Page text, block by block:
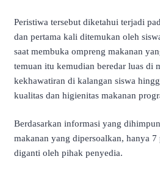
Peristiwa tersebut diketahui terjadi
dan pertama kali ditemukan oleh
saat membuka ompreng makanan
temuan itu kemudian beredar luas di
kekhawatiran di kalangan siswa
kualitas dan higienitas makanan
Berdasarkan informasi yang
makanan yang dipersoalkan, hanya
diganti oleh pihak penyedia.